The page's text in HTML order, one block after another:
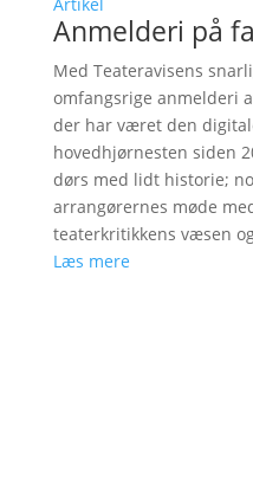
Anmelderi på
Med Teateravisens
omfangsrige anmelderi
der har været den
hovedhjørnesten siden
dørs med lidt historie;
arrangørernes møde
teaterkritikkens væsen
Læs mere